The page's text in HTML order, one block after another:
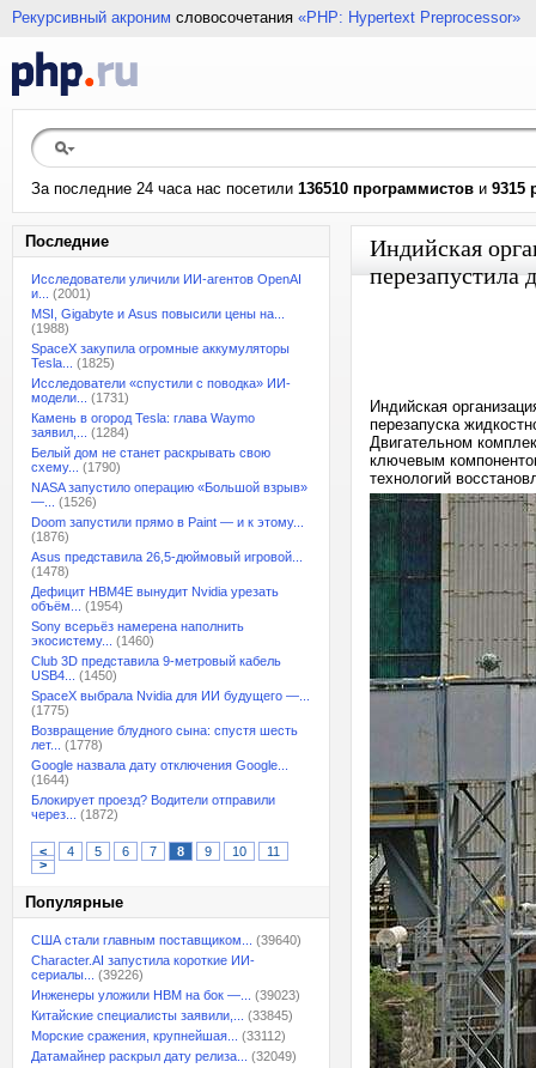
Рекурсивный акроним словосочетания «PHP: Hypertext Preprocessor»
За последние 24 часа нас посетили 136510 программистов и 9315
Последние
Исследователи уличили ИИ-агентов OpenAI
и...
(2001)
MSI, Gigabyte и Asus повысили цены на...
(1988)
SpaceX закупила огромные аккумуляторы
Tesla...
(1825)
Исследователи «спустили с поводка» ИИ-
модели...
(1731)
Камень в огород Tesla: глава Waymo
заявил,...
(1284)
Белый дом не станет раскрывать свою
схему...
(1790)
NASA запустило операцию «Большой взрыв»
—...
(1526)
Doom запустили прямо в Paint — и к этому...
(1876)
Asus представила 26,5-дюймовый игровой...
(1478)
Дефицит HBM4E вынудит Nvidia урезать
объём...
(1954)
Sony всерьёз намерена наполнить
экосистему...
(1460)
Club 3D представила 9-метровый кабель
USB4...
(1450)
SpaceX выбрала Nvidia для ИИ будущего —...
(1775)
Возвращение блудного сына: спустя шесть
лет...
(1778)
Google назвала дату отключения Google...
(1644)
Блокирует проезд? Водители отправили
через...
(1872)
< 4 5 6 7 8 9 10
11
>
Популярные
США стали главным поставщиком...
(39640)
Character.AI запустила короткие ИИ-
сериалы...
(39226)
Инженеры уложили HBM на бок —...
(39023)
Китайские специалисты заявили,...
(33845)
Морские сражения, крупнейшая...
(33112)
Датамайнер раскрыл дату релиза...
(32049)
Индийская
перезапустила
Индийская
перезапуска
Двигательном
ключевым
технологий